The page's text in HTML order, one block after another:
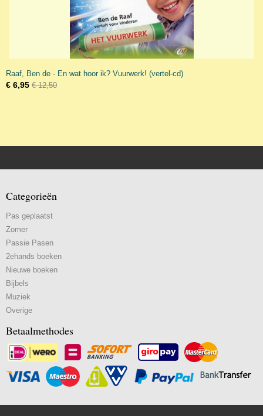
Raaf, Ben de - En wat hoor ik? Vuurwerk! (vertel-cd)
€ 6,95 € 12,50
Categorieën
Pas geplaatst
Zomer
Passie Pasen
2ehands boeken
Nieuwe boeken
Bijbels
Muziek
Overige
Betaalmethodes